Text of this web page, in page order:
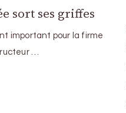
sort ses griffes
important pour la firme
…